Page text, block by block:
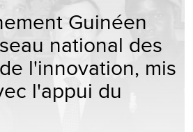
Guinéen
national des
l'innovation, mis
l'appui du